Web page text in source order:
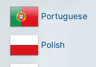
Portuguese
Polish